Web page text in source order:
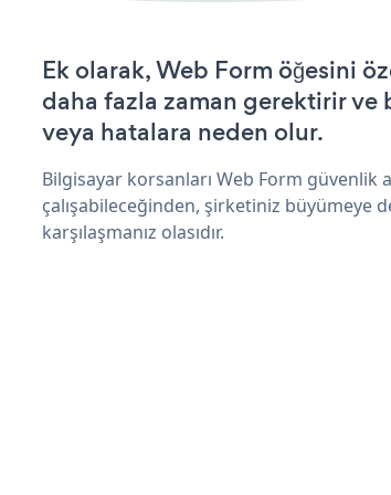
Ek olarak, Web Form öğesini
daha fazla zaman gerektirir ve
veya hatalara neden olur.
Bilgisayar korsanları Web Form güvenlik
çalışabileceğinden, şirketiniz büyümeye
karşılaşmanız olasıdır.